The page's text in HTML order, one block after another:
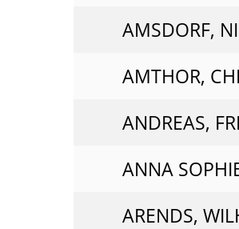
AMSDORF,
AMTHOR,
ANDREAS,
ANNA
ARENDS,